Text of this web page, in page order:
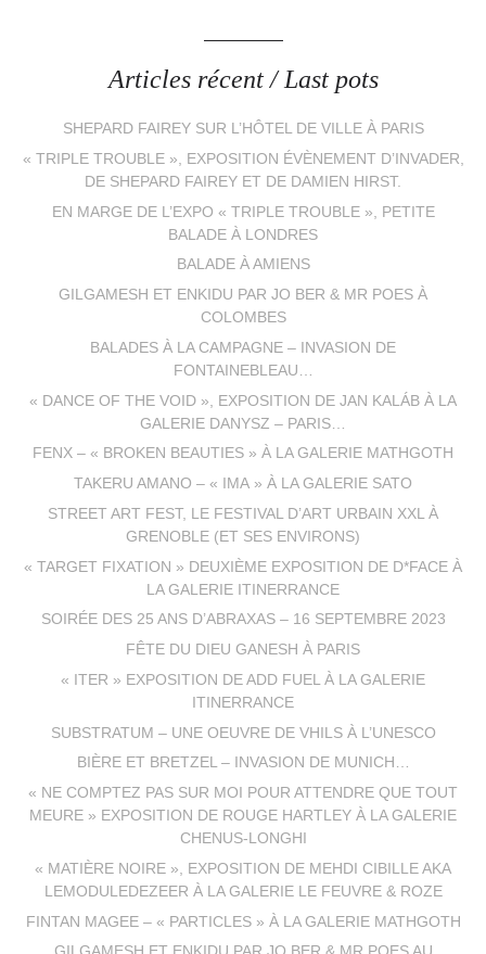
Articles récent / Last pots
SHEPARD FAIREY SUR L’HÔTEL DE VILLE À PARIS
« TRIPLE TROUBLE », EXPOSITION ÉVÈNEMENT D’INVADER,
DE SHEPARD FAIREY ET DE DAMIEN HIRST.
EN MARGE DE L’EXPO « TRIPLE TROUBLE », PETITE
BALADE À LONDRES
BALADE À AMIENS
GILGAMESH ET ENKIDU PAR JO BER & MR POES À
COLOMBES
BALADES À LA CAMPAGNE – INVASION DE
FONTAINEBLEAU…
« DANCE OF THE VOID », EXPOSITION DE JAN KALÁB À LA
GALERIE DANYSZ – PARIS…
FENX – « BROKEN BEAUTIES » À LA GALERIE MATHGOTH
TAKERU AMANO – « IMA » À LA GALERIE SATO
STREET ART FEST, LE FESTIVAL D’ART URBAIN XXL À
GRENOBLE (ET SES ENVIRONS)
« TARGET FIXATION » DEUXIÈME EXPOSITION DE D*FACE À
LA GALERIE ITINERRANCE
SOIRÉE DES 25 ANS D’ABRAXAS – 16 SEPTEMBRE 2023
FÊTE DU DIEU GANESH À PARIS
« ITER » EXPOSITION DE ADD FUEL À LA GALERIE
ITINERRANCE
SUBSTRATUM – UNE OEUVRE DE VHILS À L’UNESCO
BIÈRE ET BRETZEL – INVASION DE MUNICH…
« NE COMPTEZ PAS SUR MOI POUR ATTENDRE QUE TOUT
MEURE » EXPOSITION DE ROUGE HARTLEY À LA GALERIE
CHENUS-LONGHI
« MATIÈRE NOIRE », EXPOSITION DE MEHDI CIBILLE AKA
LEMODULEDEZEER À LA GALERIE LE FEUVRE & ROZE
FINTAN MAGEE – « PARTICLES » À LA GALERIE MATHGOTH